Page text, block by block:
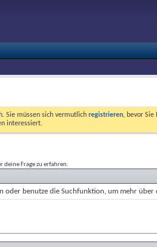
Sie müssen sich vermutlich registrieren, bevor Sie
interessiert.
Frage zu erfahren.
benutze die Suchfunktion, um mehr über